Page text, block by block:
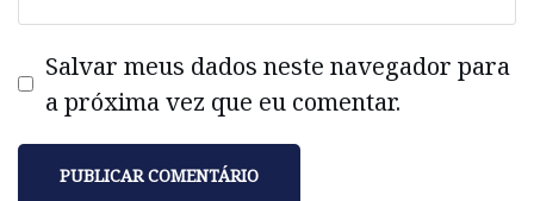
Salvar meus dados neste navegador para
a próxima vez que eu comentar.